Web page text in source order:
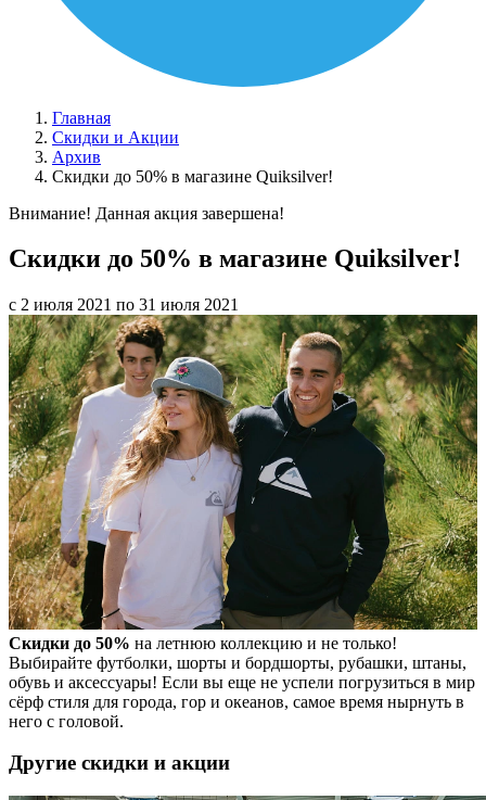
Главная
Скидки и Акции
Архив
Скидки до 50% в магазине Quiksilver!
Внимание! Данная акция завершена!
Скидки до 50% в магазине Quiksilver!
с 2 июля 2021 по 31 июля 2021
Скидки до 50% на летнюю коллекцию и не только!
Выбирайте футболки, шорты и бордшорты, рубашки, штаны,
обувь и аксессуары! Если вы еще не успели погрузиться в мир
сёрф стиля для города, гор и океанов, самое время нырнуть в
него с головой.
Другие скидки и акции